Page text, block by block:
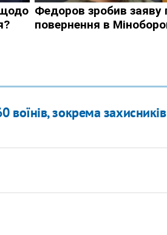
воїнів, зокрема захисників